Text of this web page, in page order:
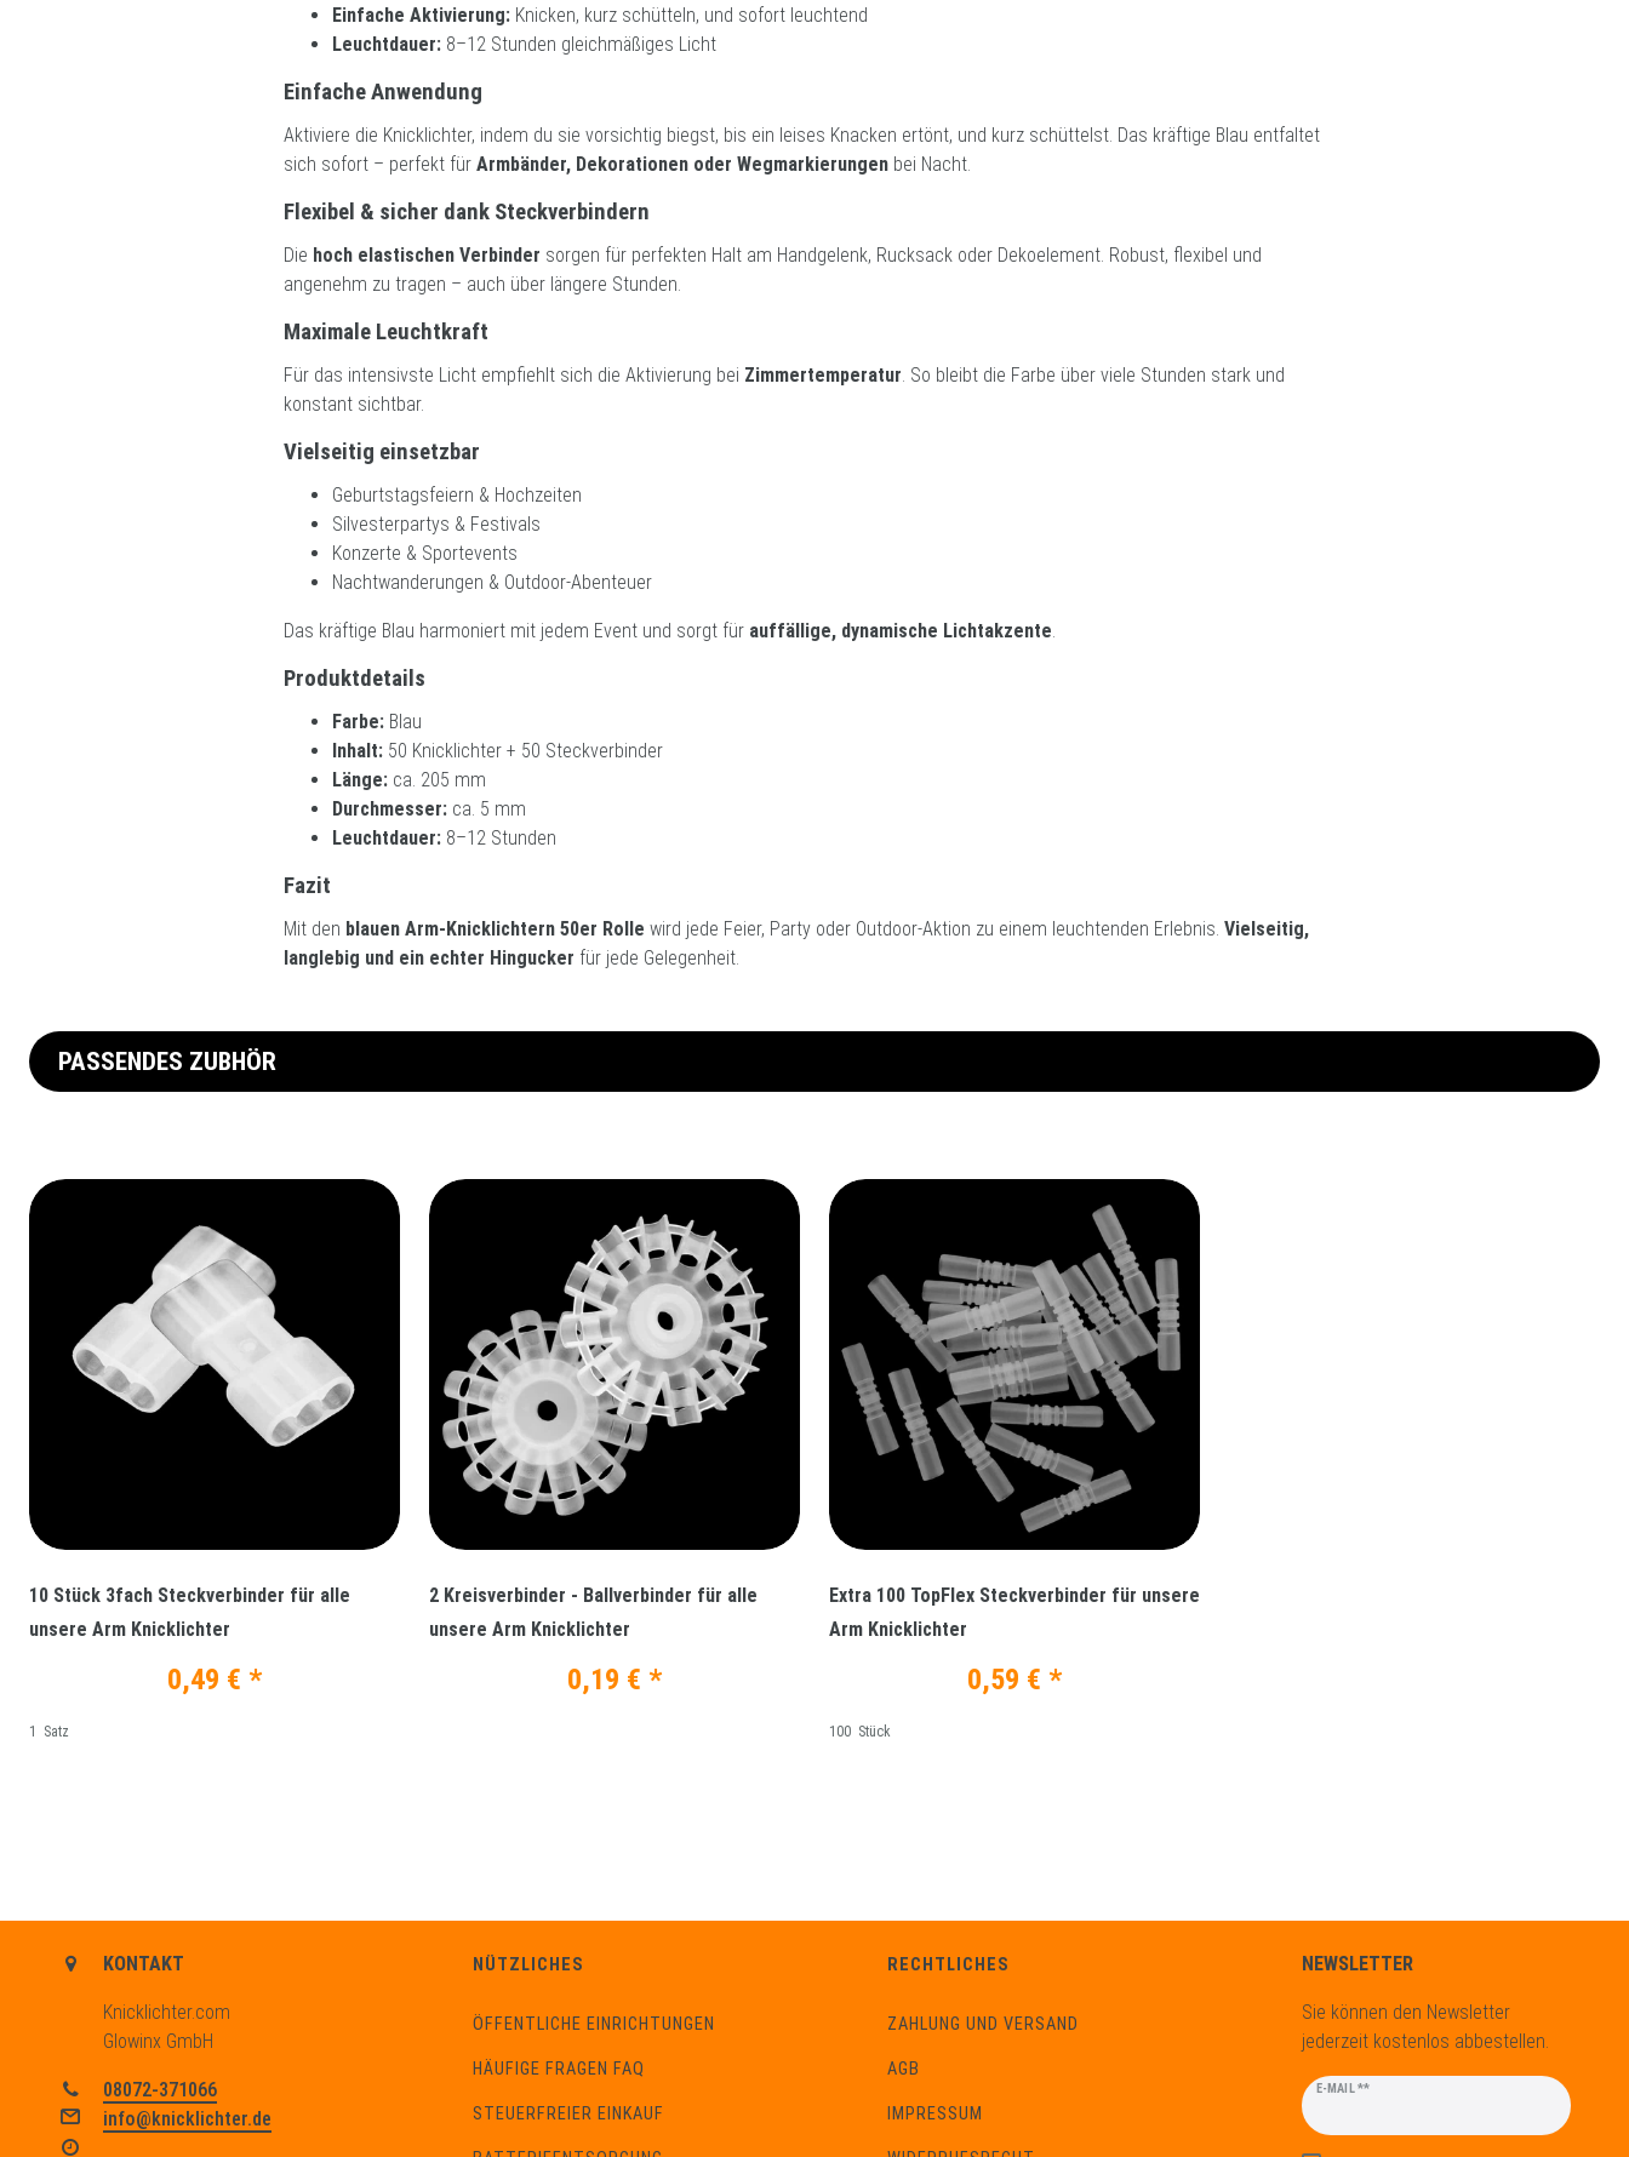
Einfache Aktivierung: Knicken, kurz schütteln, und sofort leuchtend
Leuchtdauer: 8–12 Stunden gleichmäßiges Licht
Einfache Anwendung
Aktiviere die Knicklichter, indem du sie vorsichtig biegst, bis ein leises Knacken ertönt, und kurz schüttelst. Das kräftige Blau entfaltet
sich sofort – perfekt für Armbänder, Dekorationen oder Wegmarkierungen bei Nacht.
Flexibel & sicher dank Steckverbindern
Die hoch elastischen Verbinder sorgen für perfekten Halt am Handgelenk, Rucksack oder Dekoelement. Robust, flexibel und
angenehm zu tragen – auch über längere Stunden.
Maximale Leuchtkraft
Für das intensivste Licht empfiehlt sich die Aktivierung bei Zimmertemperatur. So bleibt die Farbe über viele Stunden stark und
konstant sichtbar.
Vielseitig einsetzbar
Geburtstagsfeiern & Hochzeiten
Silvesterpartys & Festivals
Konzerte & Sportevents
Nachtwanderungen & Outdoor-Abenteuer
Das kräftige Blau harmoniert mit jedem Event und sorgt für auffällige, dynamische Lichtakzente.
Produktdetails
Farbe: Blau
Inhalt: 50 Knicklichter + 50 Steckverbinder
Länge: ca. 205 mm
Durchmesser: ca. 5 mm
Leuchtdauer: 8–12 Stunden
Fazit
Mit den blauen Arm-Knicklichtern 50er Rolle wird jede Feier, Party oder Outdoor-Aktion zu einem leuchtenden Erlebnis. Vielseitig,
langlebig und ein echter Hingucker für jede Gelegenheit.
PASSENDES ZUBHÖR
10 Stück 3fach Steckverbinder für alle
unsere Arm Knicklichter
0,49 € *
1 Satz
2 Kreisverbinder - Ballverbinder für alle
unsere Arm Knicklichter
0,19 € *
Extra 100 TopFlex Steckverbinder für unsere
Arm Knicklichter
0,59 € *
100 Stück
KONTAKT
Knicklichter.com
Glowinx GmbH
08072-371066
info@knicklichter.de
NÜTZLICHES
ÖFFENTLICHE EINRICHTUNGEN
HÄUFIGE FRAGEN FAQ
STEUERFREIER EINKAUF
RECHTLICHES
ZAHLUNG UND VERSAND
AGB
IMPRESSUM
NEWSLETTER
Sie können den Newsletter
jederzeit kostenlos abbestellen.
E-MAIL **
Newsletter
Honig